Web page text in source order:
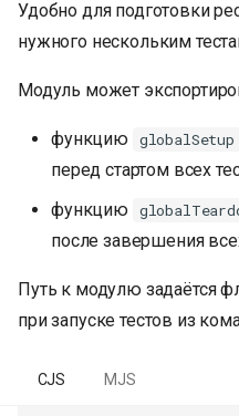
Удобно для подготовки
нужного нескольким
Модуль может
функцию globalSetup
перед стартом всех
функцию
после завершения
Путь к модулю задаётся
при запуске тестов из
CJS MJS